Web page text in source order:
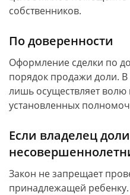
собственников.
По доверенности
Оформление сделки по
порядок продажи доли. В
лишь осуществляет
установленных
Если владелец доли
Закон не запрещает
принадлежащей